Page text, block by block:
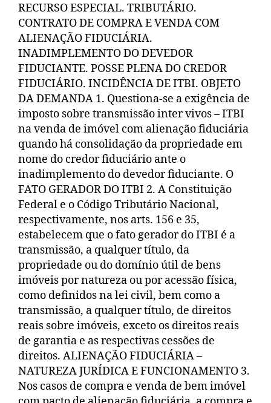
RECURSO ESPECIAL. TRIBUTÁRIO.
CONTRATO DE COMPRA E VENDA COM
ALIENAÇÃO FIDUCIÁRIA.
INADIMPLEMENTO DO DEVEDOR
FIDUCIANTE. POSSE PLENA DO CREDOR
FIDUCIÁRIO. INCIDÊNCIA DE ITBI. OBJETO
DA DEMANDA 1. Questiona-se a exigência de
imposto sobre transmissão inter vivos – ITBI
na venda de imóvel com alienação fiduciária
quando há consolidação da propriedade em
nome do credor fiduciário ante o
inadimplemento do devedor fiduciante. O
FATO GERADOR DO ITBI 2. A Constituição
Federal e o Código Tributário Nacional,
respectivamente, nos arts. 156 e 35,
estabelecem que o fato gerador do ITBI é a
transmissão, a qualquer título, da
propriedade ou do domínio útil de bens
imóveis por natureza ou por acessão física,
como definidos na lei civil, bem como a
transmissão, a qualquer título, de direitos
reais sobre imóveis, exceto os direitos reais
de garantia e as respectivas cessões de
direitos. ALIENAÇÃO FIDUCIÁRIA –
NATUREZA JURÍDICA E FUNCIONAMENTO 3.
Nos casos de compra e venda de bem imóvel